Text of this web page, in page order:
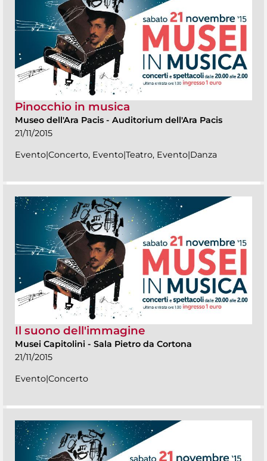
Pinocchio in musica
Museo dell'Ara Pacis - Auditorium dell'Ara Pacis
21/11/2015
Evento|Concerto, Evento|Teatro, Evento|Danza
Il suono dell'immagine
Musei Capitolini - Sala Pietro da Cortona
21/11/2015
Evento|Concerto